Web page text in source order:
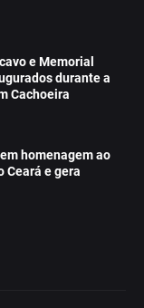
e Memorial
durante a
Cachoeira
homenagem ao
Ceará e gera